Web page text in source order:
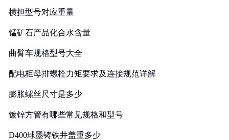
横担型号对应重量
锰矿石产品化合水含量
曲臂车规格型号大全
配电柜母排螺栓力矩要求及连接规范详解
膨胀螺丝尺寸是多少
镀锌方管有哪些常见规格和型号
D400球墨铸铁井盖重多少